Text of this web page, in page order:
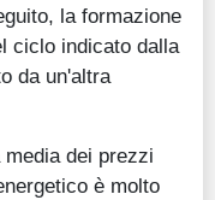
la formazione
ciclo indicato dalla
da un'altra
dei prezzi
è molto